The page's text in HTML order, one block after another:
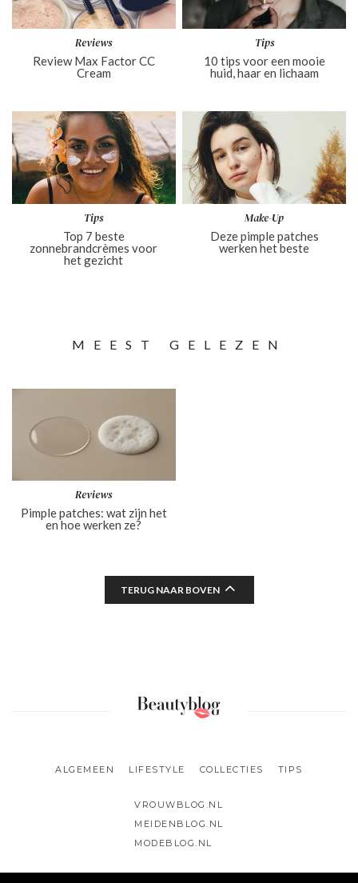
Reviews
Review Max Factor CC
Cream
Tips
10 tips voor een mooie
huid, haar en lichaam
Tips
Top 7 beste
zonnebrandcrèmes voor
het gezicht
Make-Up
Deze pimple patches
werken het beste
MEEST GELEZEN
Reviews
Pimple patches: wat zijn het
en hoe werken ze?
TERUG NAAR BOVEN
ALGEMEEN LIFESTYLE COLLECTIES TIPS
VROUWBLOG.NL
MEIDENBLOG.NL
MODEBLOG.NL